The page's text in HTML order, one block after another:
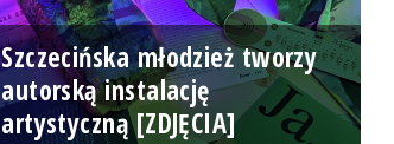
Szczecińska młodzież tworzy
autorską instalację
artystyczną [ZDJĘCIA]